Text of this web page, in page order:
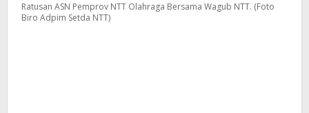
Ratusan ASN Pemprov NTT Olahraga Bersama Wagub NTT. (Foto
Biro Adpim Setda NTT)